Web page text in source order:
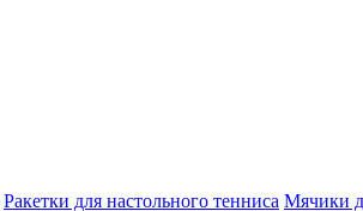
Ракетки для настольного тенниса Мячики